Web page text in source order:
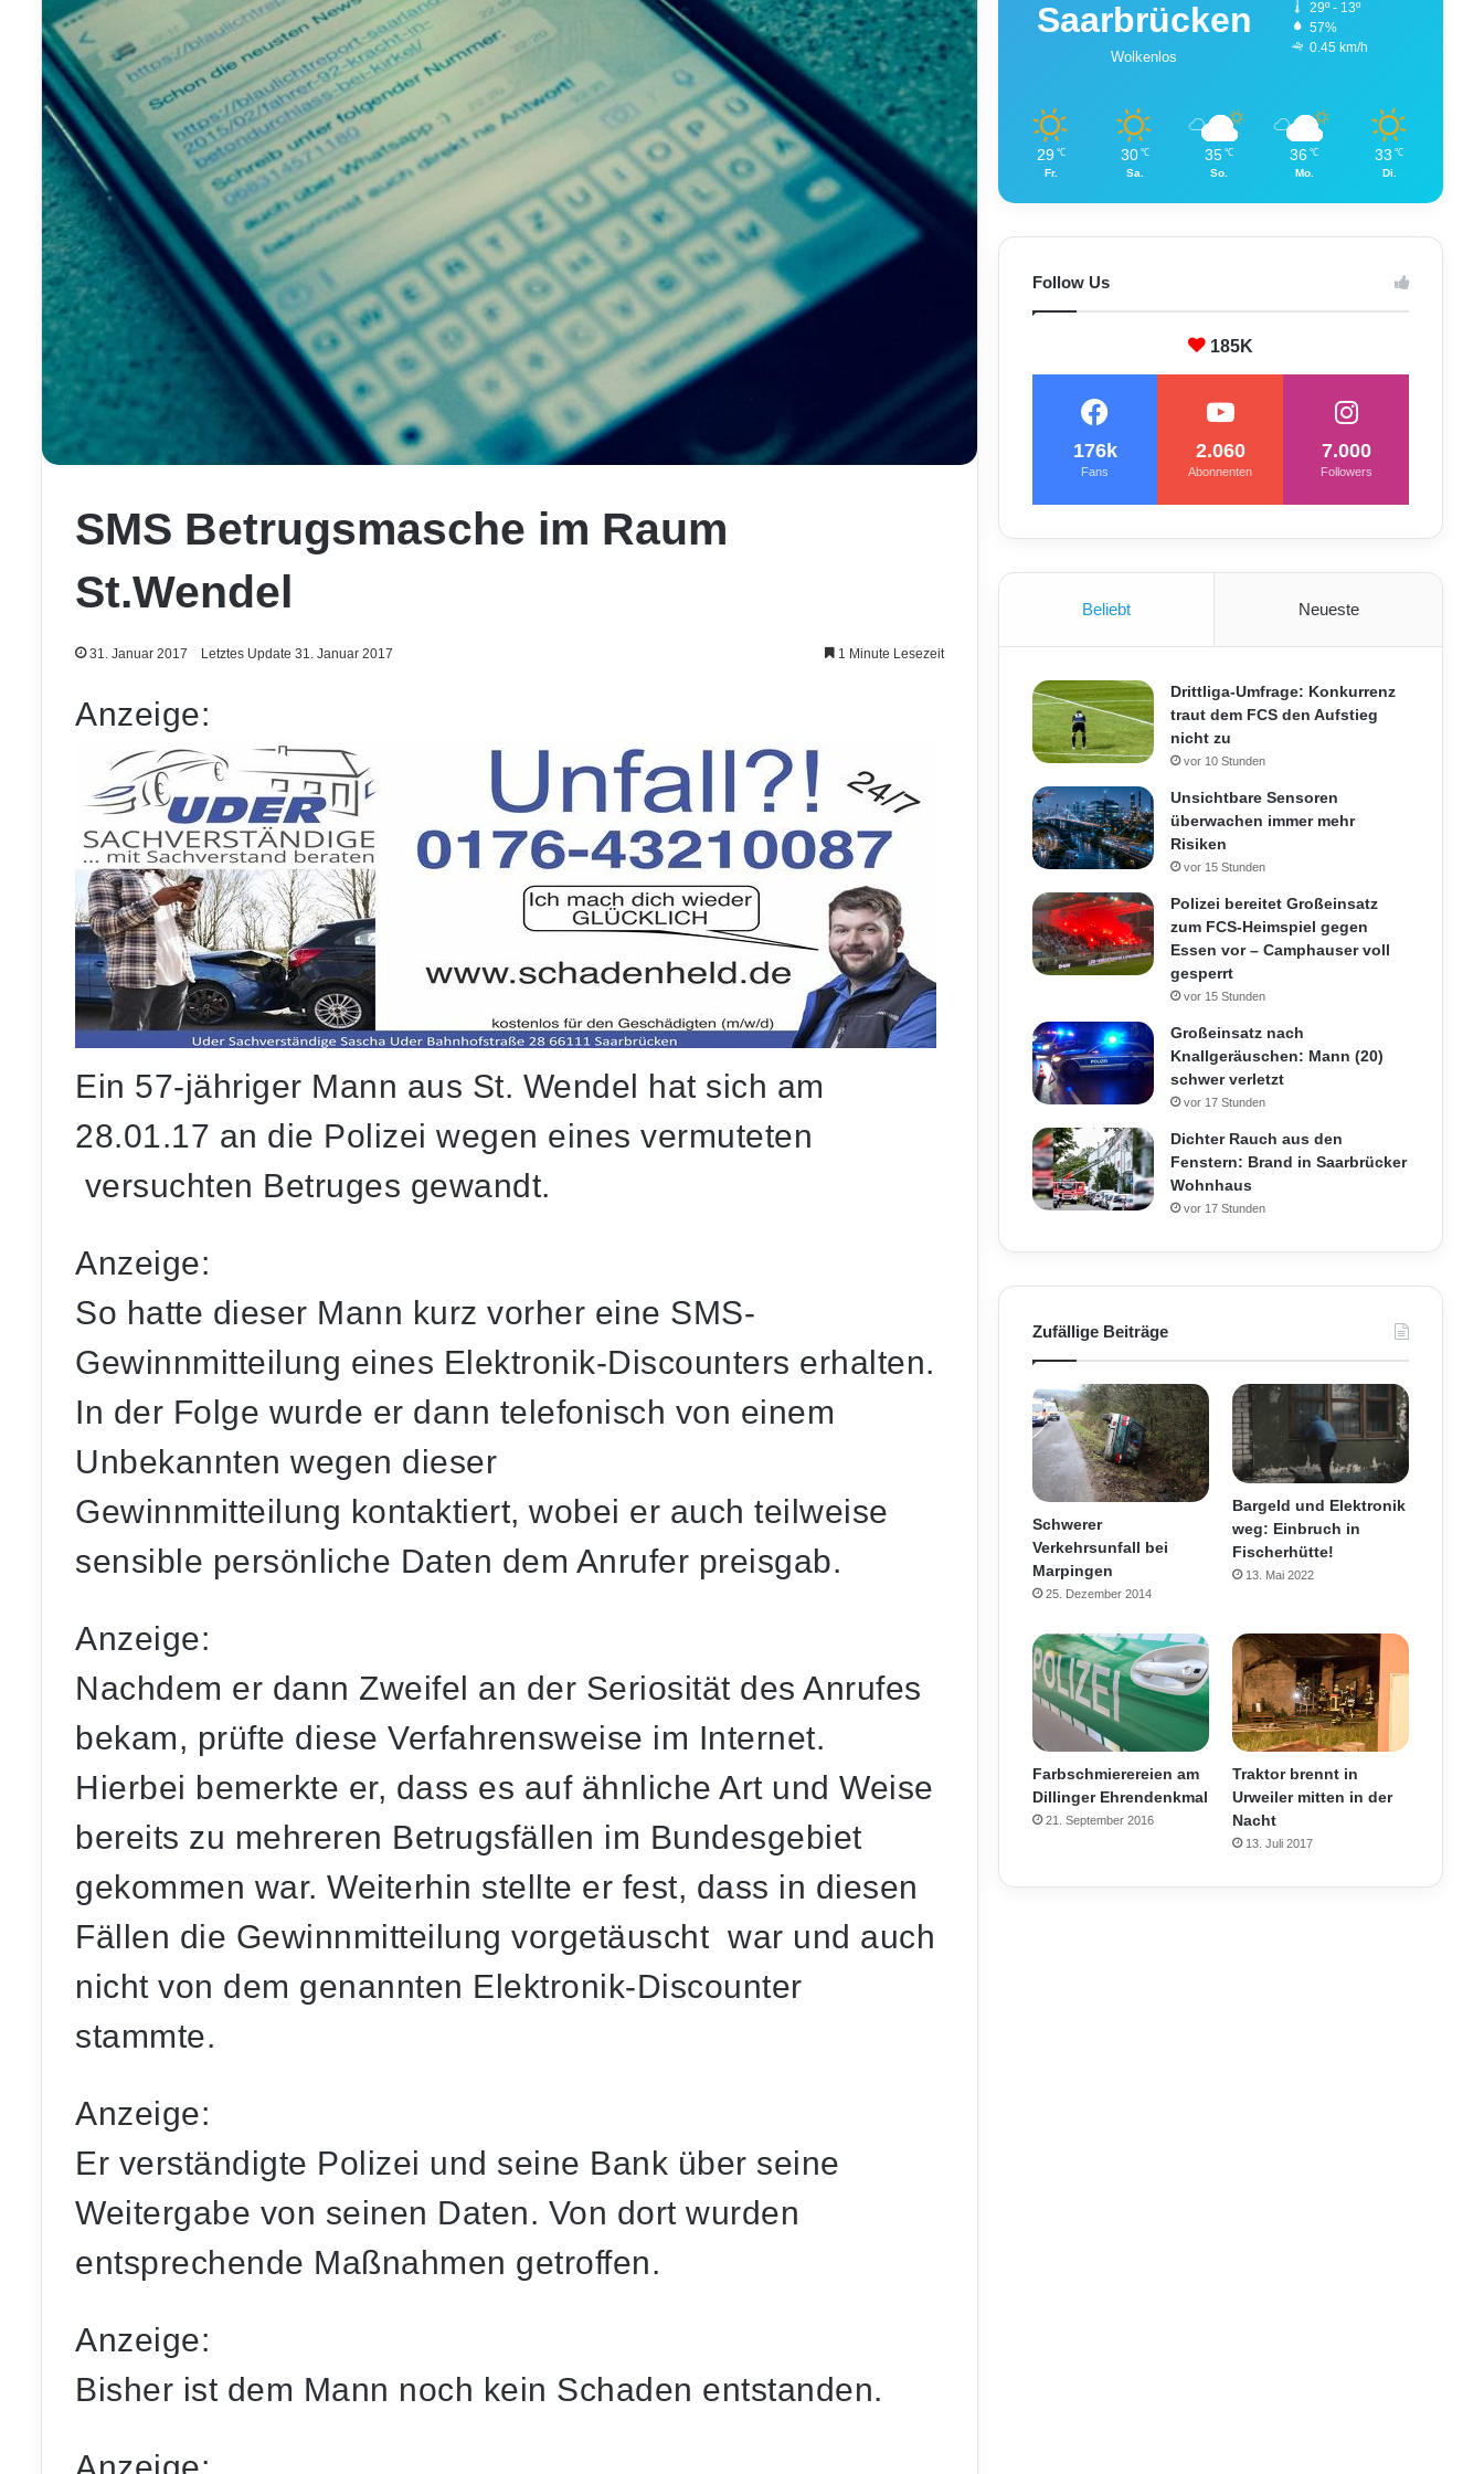
SMS Betrugsmasche im Raum
St.Wendel
31. Januar 2017 Letztes Update 31. Januar 2017 1 Minute Lesezeit
Anzeige:
Ein 57-jähriger Mann aus St. Wendel hat sich am
28.01.17 an die Polizei wegen eines vermuteten
versuchten Betruges gewandt.
Anzeige:
So hatte dieser Mann kurz vorher eine SMS-
Gewinnmitteilung eines Elektronik-Discounters erhalten.
In der Folge wurde er dann telefonisch von einem
Unbekannten wegen dieser
Gewinnmitteilung kontaktiert, wobei er auch teilweise
sensible persönliche Daten dem Anrufer preisgab.
Anzeige:
Nachdem er dann Zweifel an der Seriosität des Anrufes
bekam, prüfte diese Verfahrensweise im Internet.
Hierbei bemerkte er, dass es auf ähnliche Art und Weise
bereits zu mehreren Betrugsfällen im Bundesgebiet
gekommen war. Weiterhin stellte er fest, dass in diesen
Fällen die Gewinnmitteilung vorgetäuscht war und auch
nicht von dem genannten Elektronik-Discounter
stammte.
Anzeige:
Er verständigte Polizei und seine Bank über seine
Weitergabe von seinen Daten. Von dort wurden
entsprechende Maßnahmen getroffen.
Anzeige:
Bisher ist dem Mann noch kein Schaden entstanden.
Saarbrücken
Wolkenlos
29º - 13º
57%
0.45 km/h
29 ℃
Fr.
30 ℃
Sa.
35 ℃
So.
36 ℃
Mo.
33 ℃
Di.
Follow Us
185K
176k
Fans
2.060
Abonnenten
7.000
Followers
Beliebt Neueste
Drittliga-Umfrage: Konkurrenz
traut dem FCS den Aufstieg
nicht zu
vor 10 Stunden
Unsichtbare Sensoren
überwachen immer mehr
Risiken
vor 15 Stunden
Polizei bereitet Großeinsatz
zum FCS-Heimspiel gegen
Essen vor – Camphauser voll
gesperrt
vor 15 Stunden
Großeinsatz nach
Knallgeräuschen: Mann (20)
schwer verletzt
vor 17 Stunden
Dichter Rauch aus den
Fenstern: Brand in Saarbrücker
Wohnhaus
vor 17 Stunden
Zufällige Beiträge
Schwerer
Verkehrsunfall bei
Marpingen
25. Dezember 2014
Bargeld und Elektronik
weg: Einbruch in
Fischerhütte!
13. Mai 2022
Farbschmierereien am
Dillinger Ehrendenkmal
21. September 2016
Traktor brennt in
Urweiler mitten in der
Nacht
13. Juli 2017